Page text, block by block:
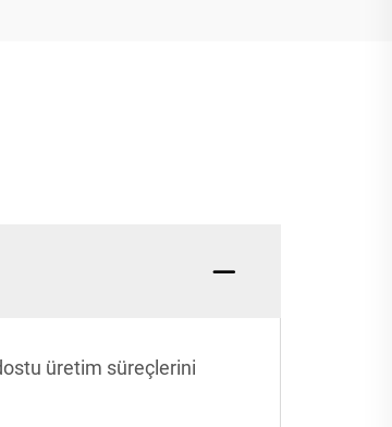
üretim süreçlerini